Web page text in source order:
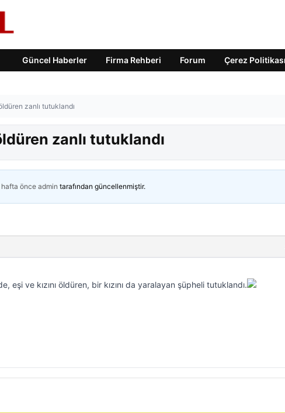
Güncel Haberler Firma Rehberi Forum Çerez Politikası
zanlı tutuklandı
zanlı tutuklandı
hafta önce admin tarafından güncellenmiştir.
eşi ve kızını öldüren, bir kızını da yaralayan şüpheli tutuklandı.